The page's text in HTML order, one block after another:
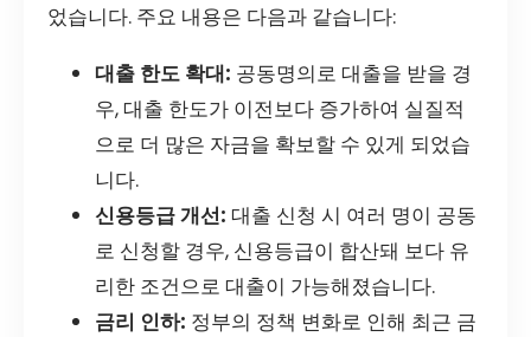
었습니다. 주요 내용은 다음과 같습니다:
대출 한도 확대: 공동명의로 대출을 받을 경
우, 대출 한도가 이전보다 증가하여 실질적
으로 더 많은 자금을 확보할 수 있게 되었습
니다.
신용등급 개선: 대출 신청 시 여러 명이 공동
로 신청할 경우, 신용등급이 합산돼 보다 유
리한 조건으로 대출이 가능해졌습니다.
금리 인하: 정부의 정책 변화로 인해 최근 금